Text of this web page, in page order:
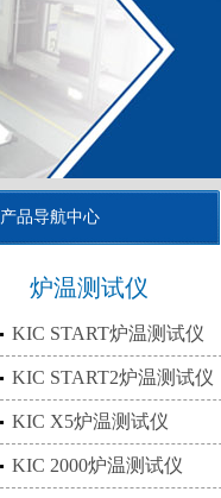
产品导航中心
炉温测试仪
KIC START炉温测试仪
KIC START2炉温测试仪
KIC X5炉温测试仪
KIC 2000炉温测试仪